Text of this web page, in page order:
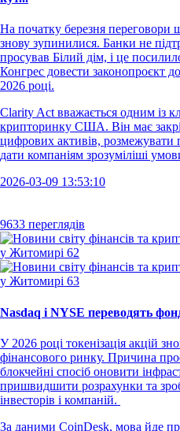
На початку березня переговори
знову зупинилися. Банки не
просував Білий дім, і це
Конгрес довести законопроєкт
2026 році.
Clarity Act вважається одним із
крипторинку США. Він має
цифрових активів, розмежувати
дати компаніям зрозуміліші
2026-03-09 13:53:10
9633 переглядів
Nasdaq і NYSE переводять
У 2026 році токенізація акцій
фінансового ринку. Причина
блокчейні спосіб оновити
пришвидшити розрахунки та
інвесторів і компаній.
За даними CoinDesk, мова йде